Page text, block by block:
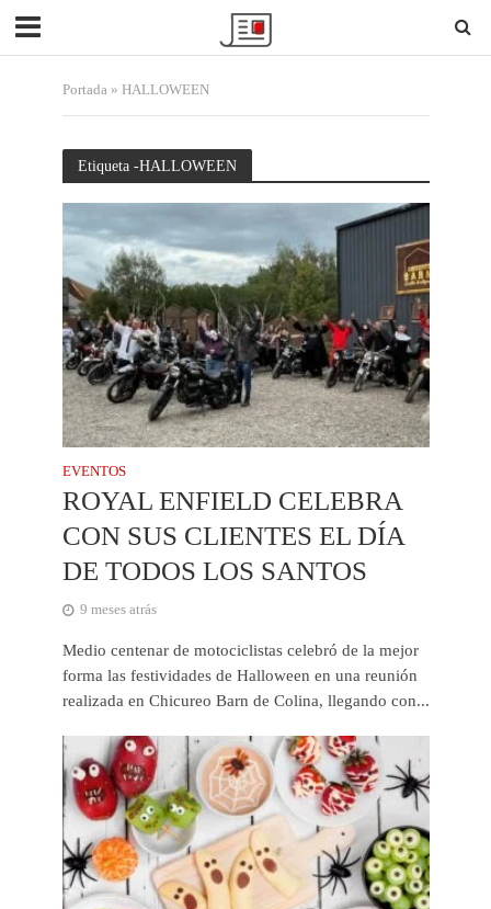
Portada» HALLOWEEN
Etiqueta -HALLOWEEN
EVENTOS
ROYAL ENFIELD CELEBRA
CON SUS CLIENTES EL DÍA
DE TODOS LOS SANTOS
9 meses atrás
Medio centenar de motociclistas celebró de la mejor
forma las festividades de Halloween en una reunión
realizada en Chicureo Barn de Colina, llegando con...